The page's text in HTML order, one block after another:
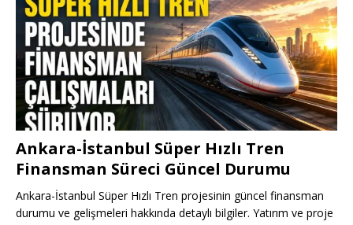
Ankara-İstanbul Süper Hızlı Tren
Finansman Süreci Güncel Durumu
Ankara-İstanbul Süper Hızlı Tren projesinin güncel finansman
durumu ve gelişmeleri hakkında detaylı bilgiler. Yatırım ve proje